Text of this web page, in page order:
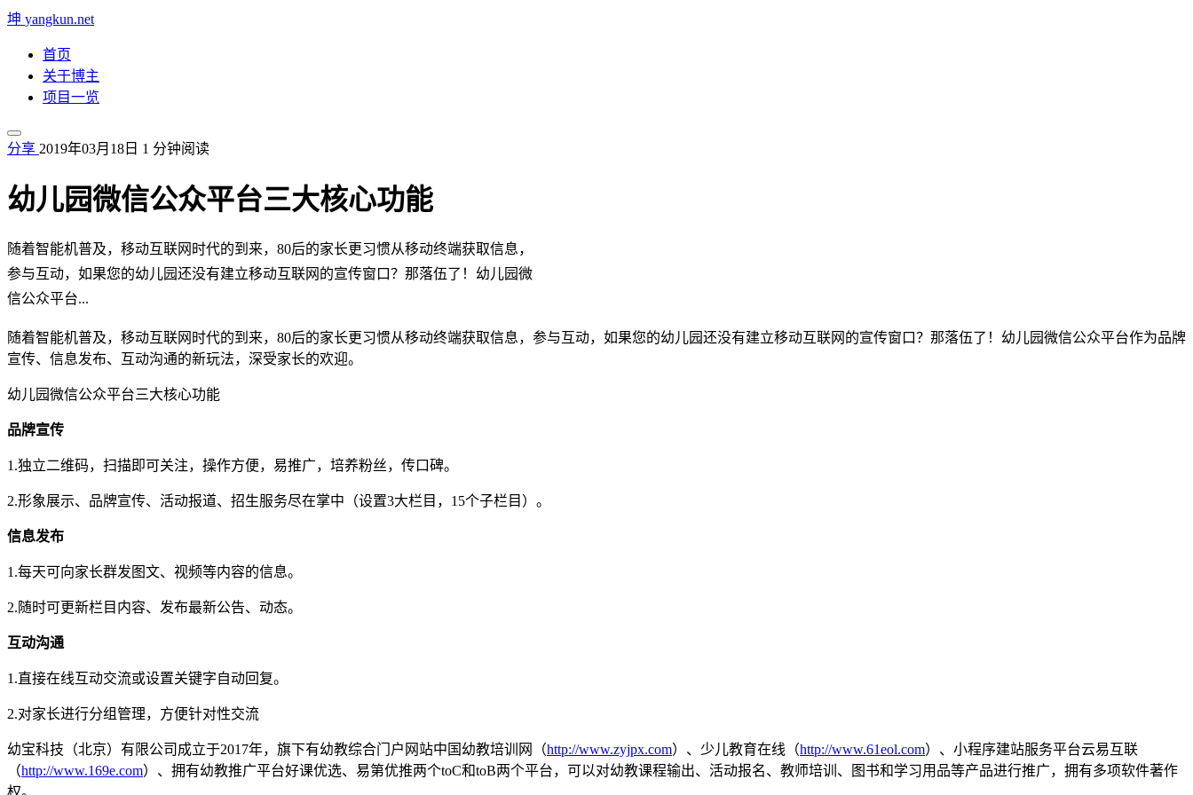
坤 yangkun.net
首页
关于博主
项目一览
分享 2019年03月18日 1 分钟阅读
幼儿园微信公众平台三大核心功能
随着智能机普及，移动互联网时代的到来，80后的家长更习惯从移动终端获取信息，
参与互动，如果您的幼儿园还没有建立移动互联网的宣传窗口？那落伍了！幼儿园微
信公众平台...
随着智能机普及，移动互联网时代的到来，80后的家长更习惯从移动终端获取信息，参与互动，如果您的幼儿园还没有建立移动互联网的宣传窗口？那落伍了！幼儿园微信公众平台作为品牌
宣传、信息发布、互动沟通的新玩法，深受家长的欢迎。
幼儿园微信公众平台三大核心功能
品牌宣传
1.独立二维码，扫描即可关注，操作方便，易推广，培养粉丝，传口碑。
2.形象展示、品牌宣传、活动报道、招生服务尽在掌中（设置3大栏目，15个子栏目）。
信息发布
1.每天可向家长群发图文、视频等内容的信息。
2.随时可更新栏目内容、发布最新公告、动态。
互动沟通
1.直接在线互动交流或设置关键字自动回复。
2.对家长进行分组管理，方便针对性交流
幼宝科技（北京）有限公司成立于2017年，旗下有幼教综合门户网站中国幼教培训网（http://www.zyjpx.com）、少儿教育在线（http://www.61eol.com）、小程序建站服务平台云易互联
（http://www.169e.com）、拥有幼教推广平台好课优选、易第优推两个toC和toB两个平台，可以对幼教课程输出、活动报名、教师培训、图书和学习用品等产品进行推广，拥有多项软件著作
权。